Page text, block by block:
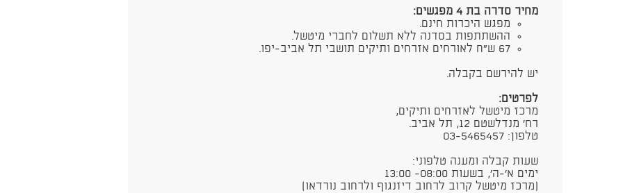
מחיר סדרה בת 4 מפגשים:
מפגש היכרות חינם.
ההשתתפות בסדנה ללא תשלום לחברי מיטשל.
67 ש"ח לאורחים אזרחים ותיקים תושבי תל אביב-יפו.
יש להירשם בקבלה.
לפרטים:
מרכז מיטשל לאזרחים ותיקים,
רח' מנדלשטם 12, תל אביב.
טלפון: 03-5465457
שעות קבלה ומענה טלפוני:
ימים א'-ה', בשעות 08:00- 13:00
(מרכז מיטשל קרוב לרחוב דיזנגוף ולרחוב נורדאו) ​